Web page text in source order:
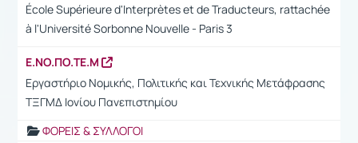
École Supérieure d'Interprètes et de Traducteurs, rattachée
à l'Université Sorbonne Nouvelle - Paris 3
Ε.ΝΟ.ΠΟ.ΤΕ.Μ
Εργαστήριο Νομικής, Πολιτικής και Τεχνικής Μετάφρασης
ΤΞΓΜΔ Ιονίου Πανεπιστημίου
ΦΟΡΕΙΣ & ΣΥΛΛΟΓΟΙ